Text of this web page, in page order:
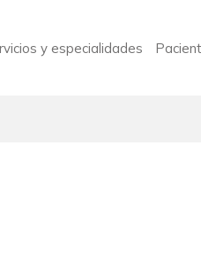
y especialidades